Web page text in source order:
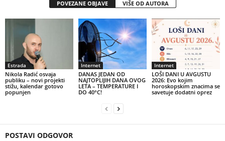
POVEZANE OBJAVE VIŠE OD AUTORA
Estrada
Nikola Radić osvaja
publiku – novi projekti
stižu, kalendar gotovo
popunjen
Internet
DANAS JEDAN OD
NAJTOPLIJIH DANA OVOG
LETA – TEMPERATURE I
DO 40°C!
Internet
LOŠI DANI U AVGUSTU
2026: Evo kojim
horoskopskim znacima se
savetuje dodatni oprez
POSTAVI ODGOVOR